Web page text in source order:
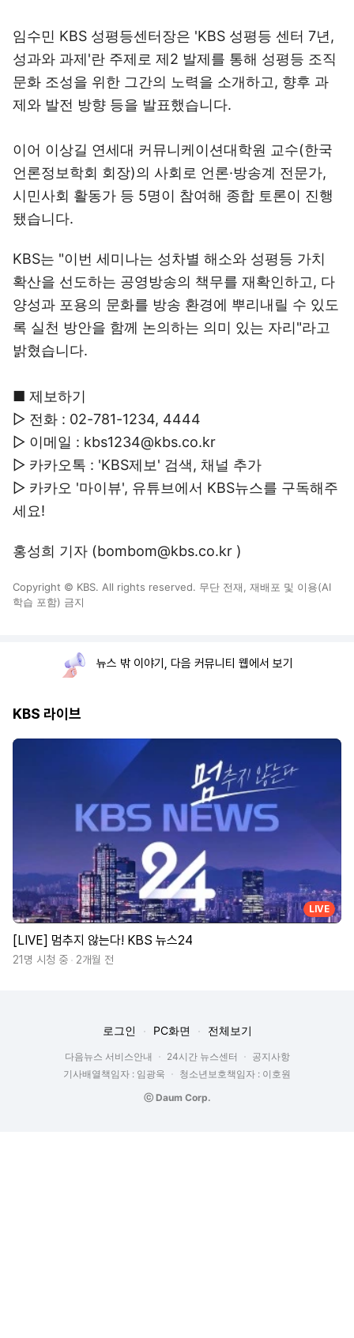
임수민 KBS 성평등센터장은 'KBS 성평등 센터 7년,
성과와 과제'란 주제로 제2 발제를 통해 성평등 조직
문화 조성을 위한 그간의 노력을 소개하고, 향후 과
제와 발전 방향 등을 발표했습니다.
이어 이상길 연세대 커뮤니케이션대학원 교수(한국
언론정보학회 회장)의 사회로 언론·방송계 전문가,
시민사회 활동가 등 5명이 참여해 종합 토론이 진행
됐습니다.
KBS는 "이번 세미나는 성차별 해소와 성평등 가치
확산을 선도하는 공영방송의 책무를 재확인하고, 다
양성과 포용의 문화를 방송 환경에 뿌리내릴 수 있도
록 실천 방안을 함께 논의하는 의미 있는 자리"라고
밝혔습니다.
■ 제보하기
▷ 전화 : 02-781-1234, 4444
▷ 이메일 : kbs1234@kbs.co.kr
▷ 카카오톡 : 'KBS제보' 검색, 채널 추가
▷ 카카오 '마이뷰', 유튜브에서 KBS뉴스를 구독해주
세요!
홍성희 기자 (bombom@kbs.co.kr )
Copyright © KBS. All rights reserved. 무단 전재, 재배포 및 이용(AI
학습 포함) 금지
뉴스 밖 이야기, 다음 커뮤니티 웹에서 보기
KBS 라이브
LIVE
[LIVE] 멈추지 않는다! KBS 뉴스24
21명 시청 중 2개월 전
로그인 PC화면 전체보기
다음뉴스 서비스안내 24시간 뉴스센터
공지사항
기사배열책임자 : 임광욱
청소년보호책임자 : 이호원
ⓒ Daum Corp.